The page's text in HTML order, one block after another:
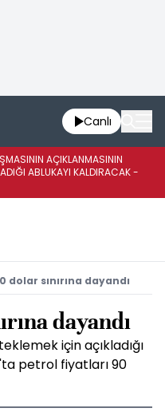
Canlı
AÇIKLANMASININ
ABLUKAYI KALDIRACAK -
dolar sınırına dayandı
dayandı
için açıkladığı
petrol fiyatları 90